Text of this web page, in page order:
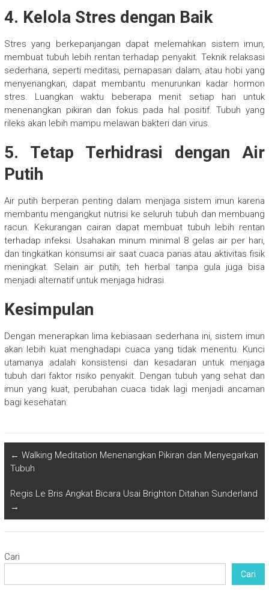
4. Kelola Stres dengan Baik
Stres yang berkepanjangan dapat melemahkan sistem imun,
membuat tubuh lebih rentan terhadap penyakit. Teknik relaksasi
sederhana, seperti meditasi, pernapasan dalam, atau hobi yang
menyenangkan, dapat membantu menurunkan kadar hormon
stres. Luangkan waktu beberapa menit setiap hari untuk
menenangkan pikiran dan fokus pada hal positif. Tubuh yang
rileks akan lebih mampu melawan bakteri dan virus.
5. Tetap Terhidrasi dengan Air
Putih
Air putih berperan penting dalam menjaga sistem imun karena
membantu mengangkut nutrisi ke seluruh tubuh dan membuang
racun. Kekurangan cairan dapat membuat tubuh lebih rentan
terhadap infeksi. Usahakan minum minimal 8 gelas air per hari,
dan tingkatkan konsumsi air saat cuaca panas atau aktivitas fisik
meningkat. Selain air putih, teh herbal tanpa gula juga bisa
menjadi alternatif untuk menjaga hidrasi.
Kesimpulan
Dengan menerapkan lima kebiasaan sederhana ini, sistem imun
akan lebih kuat menghadapi cuaca yang tidak menentu. Kunci
utamanya adalah konsistensi dan kesadaran untuk menjaga
tubuh dari faktor risiko penyakit. Dengan tubuh yang sehat dan
imun yang kuat, perubahan cuaca tidak lagi menjadi ancaman
bagi kesehatan.
← Walking Meditation Menenangkan Pikiran dan Menyegarkan
Tubuh
Regis Le Bris Angkat Bicara Usai Brighton Ditahan Sunderland
→
Cari
Cari